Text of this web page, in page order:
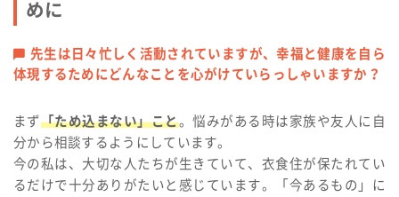
めに
先生は日々忙しく活動されていますが、幸福と健康を自ら
体現するためにどんなことを心がけていらっしゃいますか？
まず「ため込まない」こと。悩みがある時は家族や友人に自
分から相談するようにしています。
今の私は、大切な人たちが生きていて、衣食住が保たれてい
るだけで十分ありがたいと感じています。「今あるもの」に